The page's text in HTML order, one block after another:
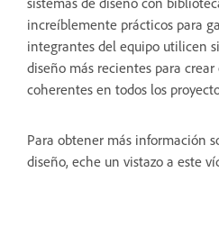
increíblemente prácticos para
integrantes del equipo utilicen
diseño más recientes para
coherentes en todos los
Para obtener más información
diseño, eche un vistazo a este